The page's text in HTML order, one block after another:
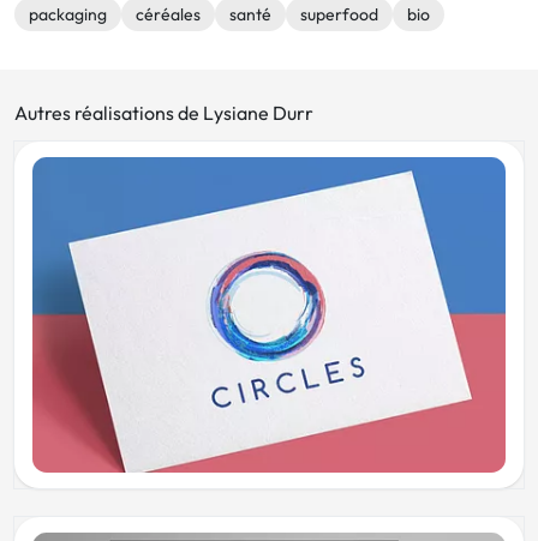
packaging céréales santé superfood bio
Autres réalisations de Lysiane Durr